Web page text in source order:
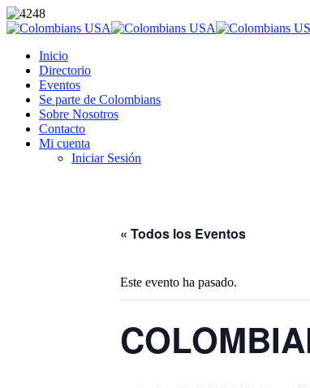
Inicio
Directorio
Eventos
Se parte de Colombians
Sobre Nosotros
Contacto
Mi cuenta
Iniciar Sesión
« Todos los Eventos
Este evento ha pasado.